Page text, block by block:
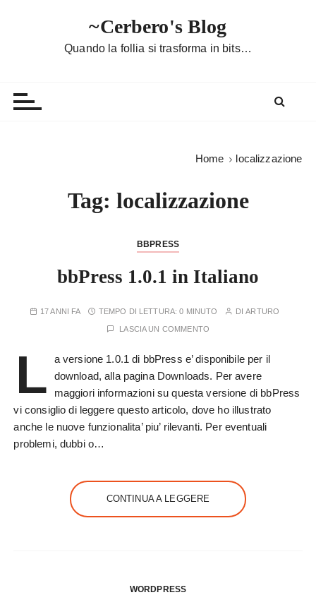
~Cerbero's Blog
Quando la follia si trasforma in bits…
Home localizzazione
Tag: localizzazione
BBPRESS
bbPress 1.0.1 in Italiano
17 ANNI FA TEMPO DI LETTURA:0 MINUTO DIARTURO
LASCIA UN COMMENTO
L
a versione 1.0.1 di bbPress e’ disponibile per il
download, alla pagina Downloads. Per avere
maggiori informazioni su questa versione di bbPress
vi consiglio di leggere questo articolo, dove ho illustrato
anche le nuove funzionalita’ piu’ rilevanti. Per eventuali
problemi, dubbi o…
CONTINUA A LEGGERE
WORDPRESS